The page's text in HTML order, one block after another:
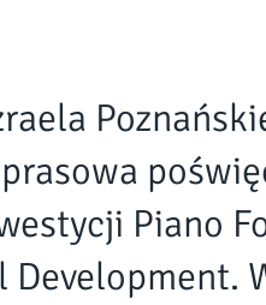
Piano
Development.